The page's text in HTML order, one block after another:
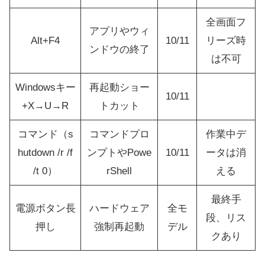
Alt+F4
アプリやウィ
ンドウの終了
10/11
全画面フ
リーズ時
は不可
Windowsキー
+X→U→R
再起動ショー
トカット
10/11
コマンド（s
hutdown /r /f
/t 0）
コマンドプロ
ンプトやPowe
rShell
10/11
作業中デ
ータは消
える
電源ボタン長
押し
ハードウェア
強制再起動
全モ
デル
最終手
段、リス
クあり